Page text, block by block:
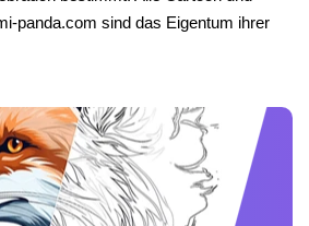
panda.com sind das Eigentum ihrer